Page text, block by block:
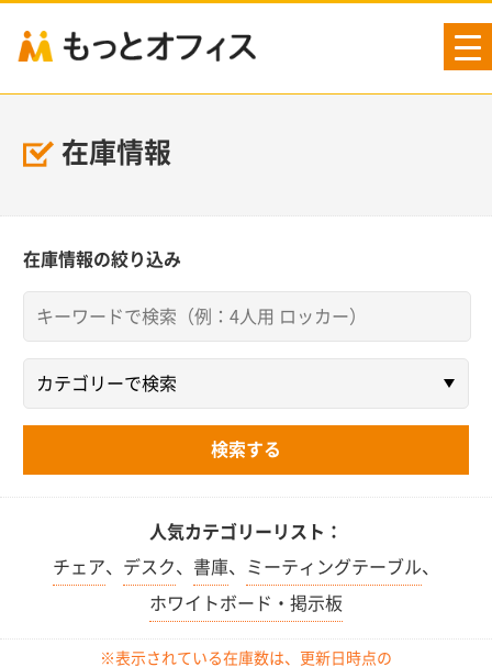
在庫情報
在庫情報の絞り込み
人気カテゴリーリスト：
チェア、 デスク、 書庫、 ミーティングテーブル、
ホワイトボード・掲示板
※表示されている在庫数は、更新日時点の